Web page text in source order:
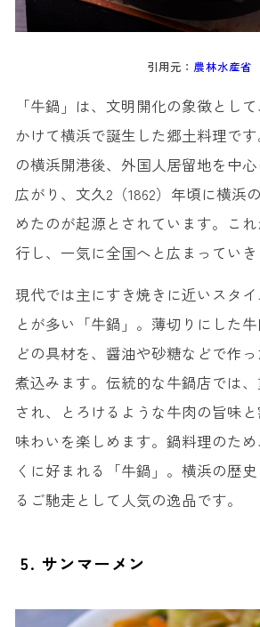
引用元： 農林水産省
「牛鍋」は、文明開化の象徴とし
かけて横浜で誕生した郷土料理です
の横浜開港後、外国人居留地を中
広がり、文久2（1862）年頃に横浜
めたのが起源とされています。こ
行し、一気に全国へと広まっていき
現代では主にすき焼きに近いスタ
とが多い「牛鍋」。薄切りにした
どの具材を、醤油や砂糖などで作
煮込みます。伝統的な牛鍋店では
され、とろけるような牛肉の旨味
味わいを楽しめます。鍋料理のた
くに好まれる「牛鍋」。横浜の歴
るご馳走として人気の逸品です。
5. サンマーメン